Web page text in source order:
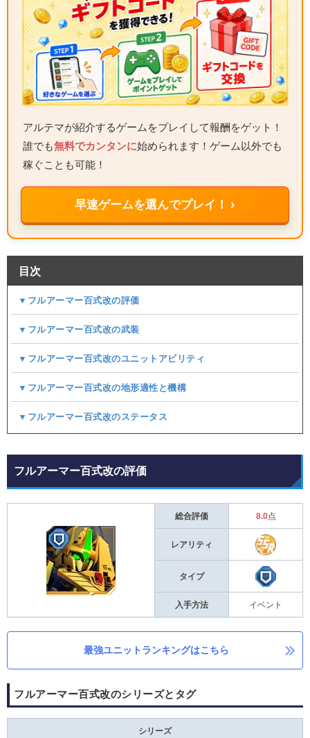
アルテマが紹介するゲームをプレイして報酬をゲット！
誰でも無料でカンタンに始められます！ゲーム以外でも
稼ぐことも可能！
早速ゲームを選んでプレイ！ ›
目次
▼フルアーマー百式改の評価
▼フルアーマー百式改の武装
▼フルアーマー百式改のユニットアビリティ
▼フルアーマー百式改の地形適性と機構
▼フルアーマー百式改のステータス
フルアーマー百式改の評価
総合評価 8.0点
レアリティ
タイプ
入手方法 イベント
最強ユニットランキングはこちら
フルアーマー百式改のシリーズとタグ
シリーズ